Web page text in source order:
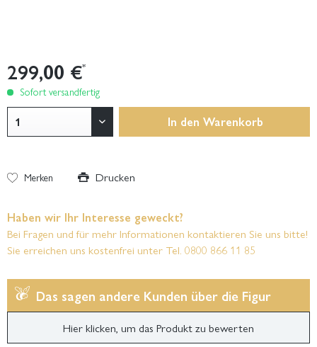
299,00 €*
Sofort versandfertig
In den Warenkorb
Merken Drucken
Haben wir Ihr Interesse geweckt?
Bei Fragen und für mehr Informationen kontaktieren Sie uns bitte!
Sie erreichen uns kostenfrei unter Tel. 0800 866 11 85
Das sagen andere Kunden über die Figur
Hier klicken, um das Produkt zu bewerten